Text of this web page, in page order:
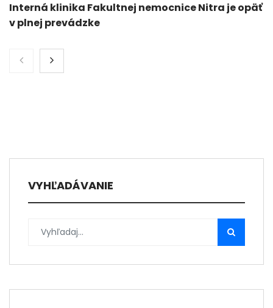
Interná klinika Fakultnej nemocnice Nitra je opäť
v plnej prevádzke
VYHĽADÁVANIE